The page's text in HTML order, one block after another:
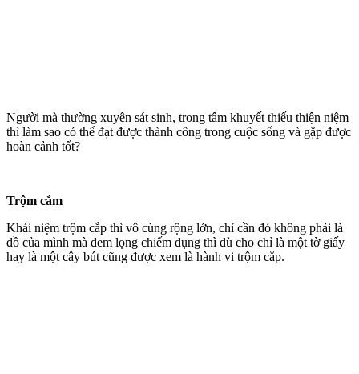
Người mà thường xuyên sát sinh, trong tâm khuyết thiếu thiện niệm
thì làm sao có thể đạt được thành công trong cuộc sống và gặp được
hoàn cảnh tốt?
Trộm cắm
Khái niệm trộm cắp thì vô cùng rộng lớn, chỉ cần đó không phải là
đồ của mình mà đem lọng chiếm dụng thì dù cho chỉ là một tờ giấy
hay là một cây bút cũng được xem là hành vi trộm cắp.